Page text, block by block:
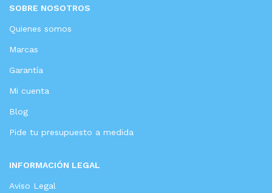
SOBRE NOSOTROS
Quienes somos
Marcas
Garantía
Mi cuenta
Blog
Pide tu presupuesto a medida
INFORMACIÓN LEGAL
Aviso Legal